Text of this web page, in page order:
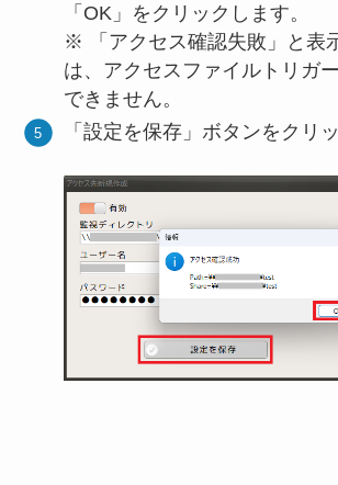
「OK」をクリックします。
※ 「アクセス確認失敗」と表
は、アクセスファイルトリガ
できません。
「設定を保存」ボタンをクリ